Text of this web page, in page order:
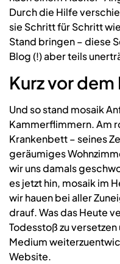
Durch die Hilfe
sie Schritt für Schritt
Stand bringen – diese
Blog (!) aber teils
Kurz vor
Und so stand mosaik
Kammerflimmern. Am
Krankenbett – seines
geräumiges
wir uns damals
es jetzt hin, mosaik im
wir hauen bei aller
drauf. Was das Heute
Todesstoß zu
Medium
Website.